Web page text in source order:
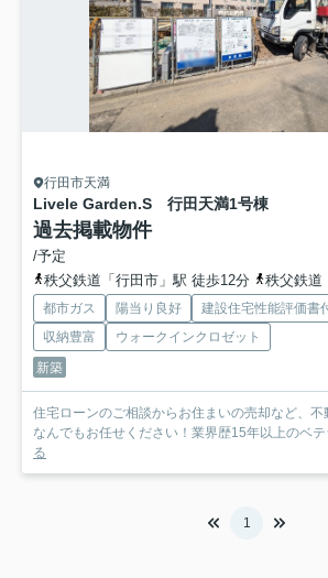
行田市天満
Livele Garden.S 行田天満1号棟
過去掲載物件
/予定
秩父鉄道「行田市」駅 徒歩12分
秩父鉄道
都市ガス 陽当り良好 建設住宅性能評価書
収納豊富
ウォークインクロゼット
新築
住宅ローンのご相談からお住まいの売却など、不
なんでもお任せください！業界歴15年以上のベ
る
1